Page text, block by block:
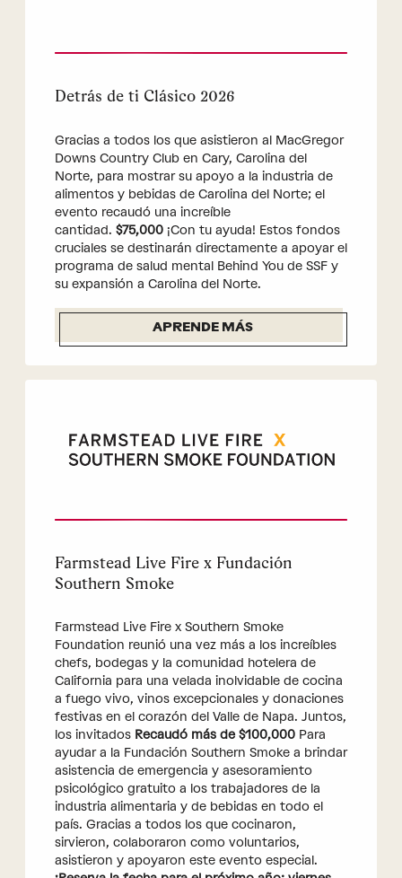
Detrás de ti Clásico 2026
Gracias a todos los que asistieron al MacGregor
Downs Country Club en Cary, Carolina del
Norte, para mostrar su apoyo a la industria de
alimentos y bebidas de Carolina del Norte; el
evento recaudó una increíble
cantidad. $75,000 ¡Con tu ayuda! Estos fondos
cruciales se destinarán directamente a apoyar el
programa de salud mental Behind You de SSF y
su expansión a Carolina del Norte.
APRENDE MÁS
Farmstead Live Fire x Fundación
Southern Smoke
Farmstead Live Fire x Southern Smoke
Foundation reunió una vez más a los increíbles
chefs, bodegas y la comunidad hotelera de
California para una velada inolvidable de cocina
a fuego vivo, vinos excepcionales y donaciones
festivas en el corazón del Valle de Napa. Juntos,
los invitados Recaudó más de $100,000Para
ayudar a la Fundación Southern Smoke a brindar
asistencia de emergencia y asesoramiento
psicológico gratuito a los trabajadores de la
industria alimentaria y de bebidas en todo el
país. Gracias a todos los que cocinaron,
sirvieron, colaboraron como voluntarios,
asistieron y apoyaron este evento especial.